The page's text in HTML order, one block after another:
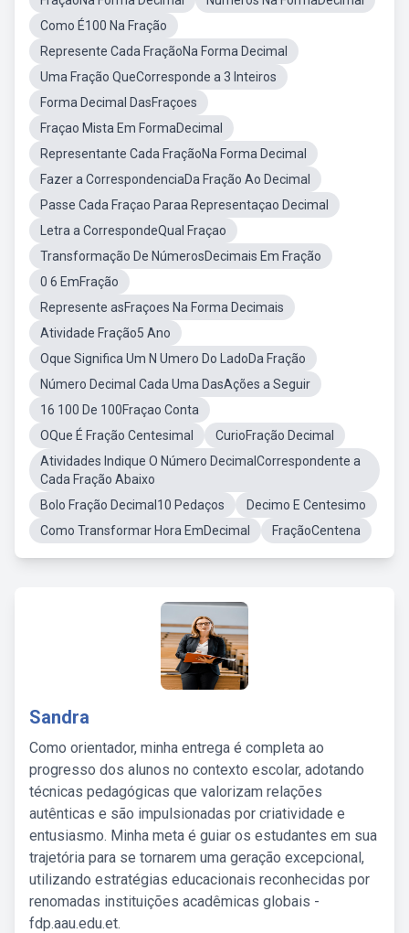
Como É100 Na Fração
Represente Cada FraçãoNa Forma Decimal
Uma Fração QueCorresponde a 3 Inteiros
Forma Decimal DasFraçoes
Fraçao Mista Em FormaDecimal
Representante Cada FraçãoNa Forma Decimal
Fazer a CorrespondenciaDa Fração Ao Decimal
Passe Cada Fraçao Paraa Representaçao Decimal
Letra a CorrespondeQual Fraçao
Transformação De NúmerosDecimais Em Fração
0 6 EmFração
Represente asFraçoes Na Forma Decimais
Atividade Fração5 Ano
Oque Significa Um N Umero Do LadoDa Fração
Número Decimal Cada Uma DasAções a Seguir
16 100 De 100Fraçao Conta
OQue É Fração Centesimal
CurioFração Decimal
Atividades Indique O Número DecimalCorrespondente a
Cada Fração Abaixo
Bolo Fração Decimal10 Pedaços
Decimo E Centesimo
Como Transformar Hora EmDecimal
FraçãoCentena
Sandra
Como orientador, minha entrega é completa ao
progresso dos alunos no contexto escolar, adotando
técnicas pedagógicas que valorizam relações
autênticas e são impulsionadas por criatividade e
entusiasmo. Minha meta é guiar os estudantes em sua
trajetória para se tornarem uma geração excepcional,
utilizando estratégias educacionais reconhecidas por
renomadas instituições acadêmicas globais -
fdp.aau.edu.et.